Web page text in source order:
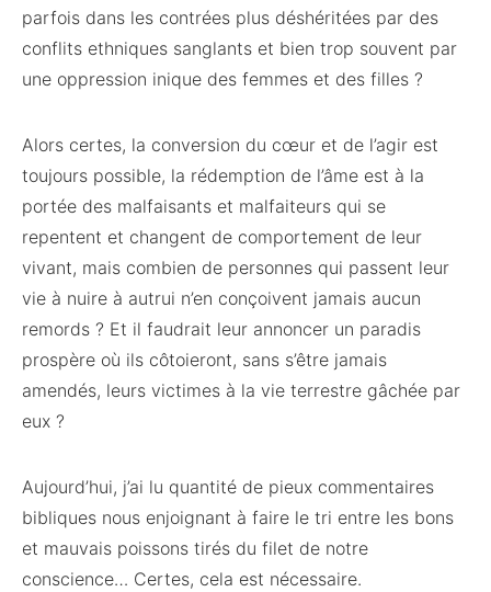
parfois dans les contrées plus déshéritées par des
conflits ethniques sanglants et bien trop souvent par
une oppression inique des femmes et des filles ?
Alors certes, la conversion du cœur et de l’agir est
toujours possible, la rédemption de l’âme est à la
portée des malfaisants et malfaiteurs qui se
repentent et changent de comportement de leur
vivant, mais combien de personnes qui passent leur
vie à nuire à autrui n’en conçoivent jamais aucun
remords ? Et il faudrait leur annoncer un paradis
prospère où ils côtoieront, sans s’être jamais
amendés, leurs victimes à la vie terrestre gâchée par
eux ?
Aujourd’hui, j’ai lu quantité de pieux commentaires
bibliques nous enjoignant à faire le tri entre les bons
et mauvais poissons tirés du filet de notre
conscience… Certes, cela est nécessaire.